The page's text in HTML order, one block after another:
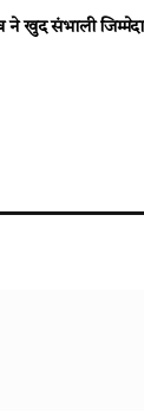
ने खुद संभाली